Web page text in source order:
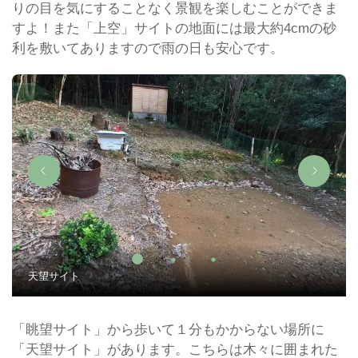
りの目を気にすることなく景観を楽しむことができま
すよ！また「上空」サイトの地面には最大約4cmの砂
利を敷いてありますので雨の日も安心です。
天望サイト
「眺望サイト」から歩いて１分もかからない場所に
「天望サイト」があります。こちらは木々に囲まれた